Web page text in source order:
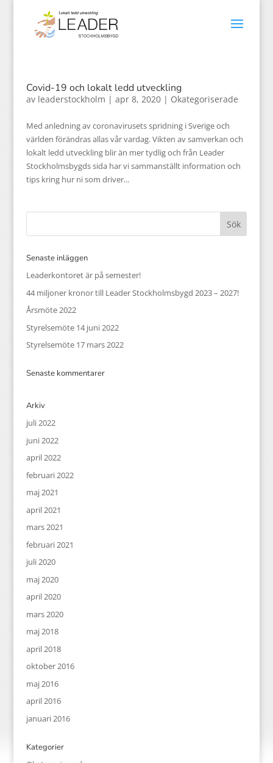
Covid-19 och lokalt ledd utveckling
av leaderstockholm | apr 8, 2020| Okategoriserade
Med anledning av coronavirusets spridning i Sverige och
världen förändras allas vår vardag. Vikten av samverkan och
lokalt ledd utveckling blir än mer tydlig och från Leader
Stockholmsbygds sida har vi sammanställt information och
tips kring hur ni som driver...
Senaste inläggen
Leaderkontoret är på semester!
44 miljoner kronor till Leader Stockholmsbygd 2023 – 2027!
Årsmöte 2022
Styrelsemöte 14 juni 2022
Styrelsemöte 17 mars 2022
Senaste kommentarer
Arkiv
juli 2022
juni 2022
april 2022
februari 2022
maj 2021
april 2021
mars 2021
februari 2021
juli 2020
maj 2020
april 2020
mars 2020
maj 2018
april 2018
oktober 2016
maj 2016
april 2016
januari 2016
Kategorier